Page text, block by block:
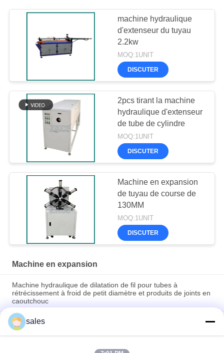
machine hydraulique
d'extenseur du tuyau
2.2kw
MOQ:1UNIT
DISCUTER
2pcs tirant la machine
hydraulique d'extenseur
de tube de cylindre
MOQ:1UNIT
DISCUTER
Machine en expansion
de tuyau de course de
130MM
MOQ:1UNIT
DISCUTER
Machine en expansion
Machine hydraulique de dilatation de fil pour tubes à
rétrécissement à froid de petit diamètre et produits de joints en
caoutchouc
Machine d'élargissement textile à grande vitesse permettant
d'économiser l'énergie
Machine à enroulement en spirale à ultrasons et machine à
sales